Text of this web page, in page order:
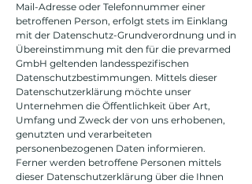
Mail-Adresse oder Telefonnummer einer
betroffenen Person, erfolgt stets im Einklang
mit der Datenschutz-Grundverordnung und in
Übereinstimmung mit den für die prevarmed
GmbH geltenden landesspezifischen
Datenschutzbestimmungen. Mittels dieser
Datenschutzerklärung möchte unser
Unternehmen die Öffentlichkeit über Art,
Umfang und Zweck der von uns erhobenen,
genutzten und verarbeiteten
personenbezogenen Daten informieren.
Ferner werden betroffene Personen mittels
dieser Datenschutzerklärung über die Ihnen